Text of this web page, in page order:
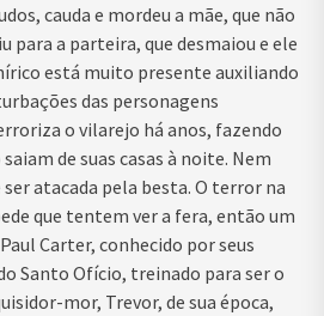
cauda e mordeu a mãe, que não
para a parteira, que desmaiou e ele
está muito presente auxiliando
das personagens
o vilarejo há anos, fazendo
de suas casas à noite. Nem
atacada pela besta. O terror na
que tentem ver a fera, então um
Carter, conhecido por seus
Santo Ofício, treinado para ser o
mor, Trevor, de sua época,